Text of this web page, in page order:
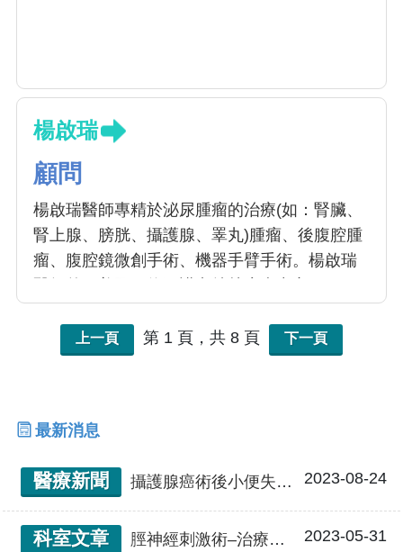
楊啟瑞
顧問
楊啟瑞醫師專精於泌尿腫瘤的治療(如：腎臟、
腎上腺、膀胱、攝護腺、睪丸)腫瘤、後腹腔腫
瘤、腹腔鏡微創手術、機器手臂手術。楊啟瑞
員。楊啟瑞醫師現為台灣泌尿科醫學會泌尿腫
瘤委員會委員。
上一頁 第 1 頁，共 8 頁 下一頁
最新消息
醫療新聞 攝護腺癌術後小便失禁 好無奈 「可調式尿道中段懸吊手術」 精準調整阻力 揮別漏尿人生 七旬翁生活轉彩色 2023-08-24
科室文章 脛神經刺激術–治療頻尿新利器 2023-05-31